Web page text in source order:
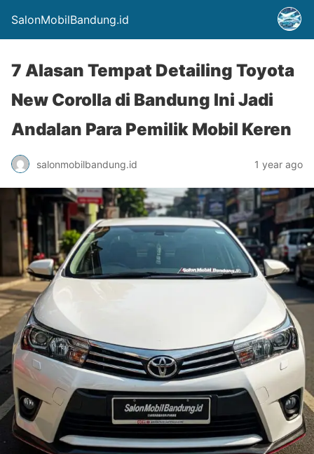
SalonMobilBandung.id
7 Alasan Tempat Detailing Toyota
New Corolla di Bandung Ini Jadi
Andalan Para Pemilik Mobil Keren
salonmobilbandung.id 1 year ago